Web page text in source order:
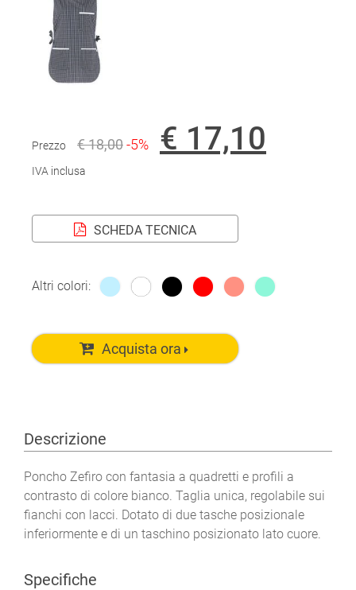
Prezzo € 18,00-5% € 17,10
IVA inclusa
SCHEDA TECNICA
Altri colori:
Acquista ora
Descrizione
Poncho Zefiro con fantasia a quadretti e profili a
contrasto di colore bianco. Taglia unica, regolabile sui
fianchi con lacci. Dotato di due tasche posizionale
inferiormente e di un taschino posizionato lato cuore.
Specifiche